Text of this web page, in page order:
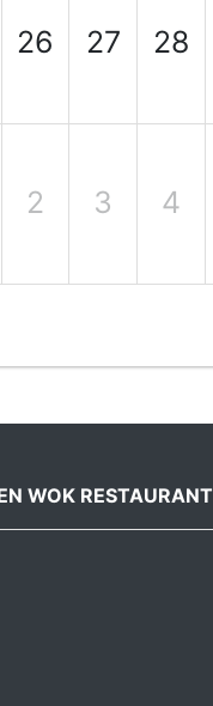
26 27 28
2 3 4
WOK RESTAURANT